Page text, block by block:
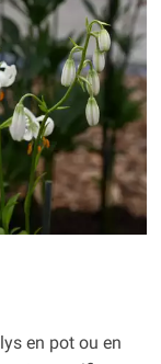
en pot ou en